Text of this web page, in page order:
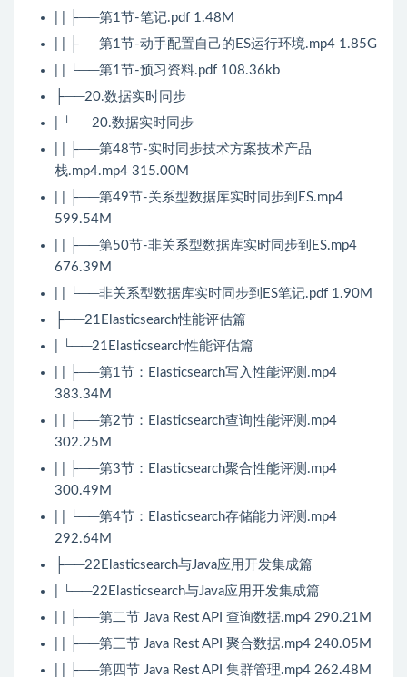
| | ├──第1节-笔记.pdf 1.48M
| | ├──第1节-动手配置自己的ES运行环境.mp4 1.85G
| | └──第1节-预习资料.pdf 108.36kb
├──20.数据实时同步
| └──20.数据实时同步
| | ├──第48节-实时同步技术方案技术产品
栈.mp4.mp4 315.00M
| | ├──第49节-关系型数据库实时同步到ES.mp4
599.54M
| | ├──第50节-非关系型数据库实时同步到ES.mp4
676.39M
| | └──非关系型数据库实时同步到ES笔记.pdf 1.90M
├──21Elasticsearch性能评估篇
| └──21Elasticsearch性能评估篇
| | ├──第1节：Elasticsearch写入性能评测.mp4
383.34M
| | ├──第2节：Elasticsearch查询性能评测.mp4
302.25M
| | ├──第3节：Elasticsearch聚合性能评测.mp4
300.49M
| | └──第4节：Elasticsearch存储能力评测.mp4
292.64M
├──22Elasticsearch与Java应用开发集成篇
| └──22Elasticsearch与Java应用开发集成篇
| | ├──第二节 Java Rest API 查询数据.mp4 290.21M
| | ├──第三节 Java Rest API 聚合数据.mp4 240.05M
| | ├──第四节 Java Rest API 集群管理.mp4 262.48M